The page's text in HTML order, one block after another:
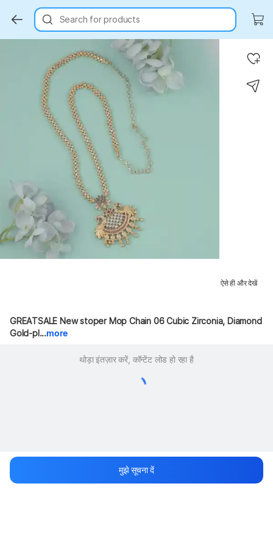
Search for products
ऐसे ही और देखें
GREATSALE New stoper Mop Chain 06 Cubic Zirconia, Diamond
Gold-pl...more
थोड़ा इंतज़ार करें, कॉन्टेंट लोड हो रहा है
मुझे सूचना दें